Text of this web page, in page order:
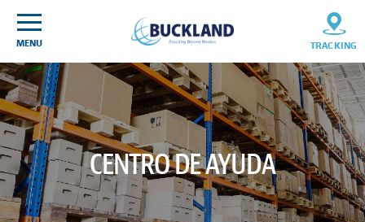
content
MENU TRACKING
CENTRO DE AYUDA